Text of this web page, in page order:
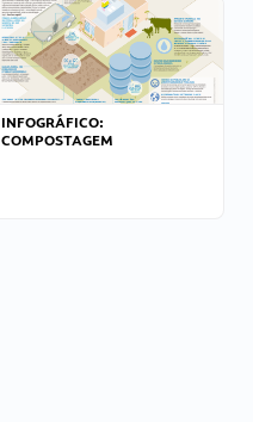
INFOGRÁFICO:
COMPOSTAGEM